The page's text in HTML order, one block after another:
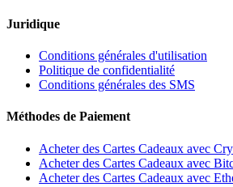
Juridique
Conditions générales d'utilisation
Politique de confidentialité
Conditions générales des SMS
Méthodes de Paiement
Acheter des Cartes Cadeaux avec
Acheter des Cartes Cadeaux avec
Acheter des Cartes Cadeaux avec